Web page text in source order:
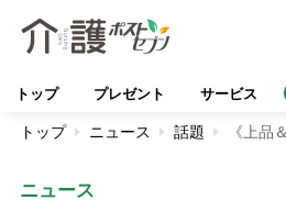
トップ プレゼント サービス
トップ ニュース 話題 《上品
ニュース